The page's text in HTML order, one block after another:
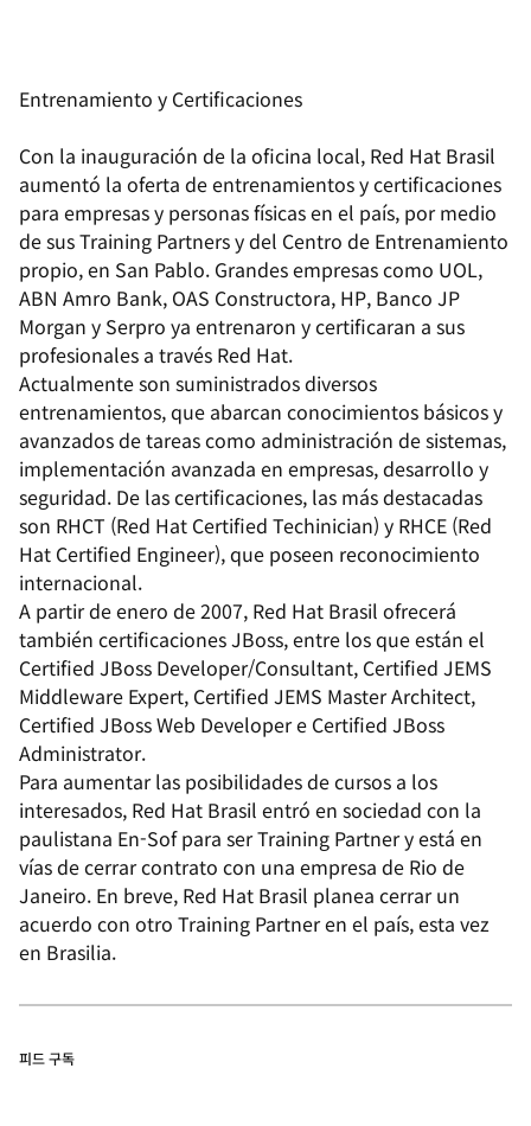
Entrenamiento y Certificaciones
Con la inauguración de la oficina local, Red Hat Brasil
aumentó la oferta de entrenamientos y certificaciones
para empresas y personas físicas en el país, por medio
de sus Training Partners y del Centro de Entrenamiento
propio, en San Pablo. Grandes empresas como UOL,
ABN Amro Bank, OAS Constructora, HP, Banco JP
Morgan y Serpro ya entrenaron y certificaran a sus
profesionales a través Red Hat.
Actualmente son suministrados diversos
entrenamientos, que abarcan conocimientos básicos y
avanzados de tareas como administración de sistemas,
implementación avanzada en empresas, desarrollo y
seguridad. De las certificaciones, las más destacadas
son RHCT (Red Hat Certified Techinician) y RHCE (Red
Hat Certified Engineer), que poseen reconocimiento
internacional.
A partir de enero de 2007, Red Hat Brasil ofrecerá
también certificaciones JBoss, entre los que están el
Certified JBoss Developer/Consultant, Certified JEMS
Middleware Expert, Certified JEMS Master Architect,
Certified JBoss Web Developer e Certified JBoss
Administrator.
Para aumentar las posibilidades de cursos a los
interesados, Red Hat Brasil entró en sociedad con la
paulistana En-Sof para ser Training Partner y está en
vías de cerrar contrato con una empresa de Rio de
Janeiro. En breve, Red Hat Brasil planea cerrar un
acuerdo con otro Training Partner en el país, esta vez
en Brasilia.
피드 구독